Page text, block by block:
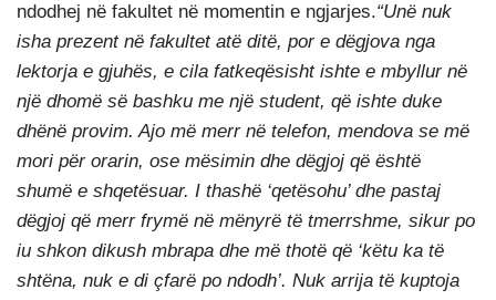
ndodhej në fakultet në momentin e ngjarjes.“Unë nuk
isha prezent në fakultet atë ditë, por e dëgjova nga
lektorja e gjuhës, e cila fatkeqësisht ishte e mbyllur në
një dhomë së bashku me një student, që ishte duke
dhënë provim. Ajo më merr në telefon, mendova se më
mori për orarin, ose mësimin dhe dëgjoj që është
shumë e shqetësuar. I thashë ‘qetësohu’ dhe pastaj
dëgjoj që merr frymë në mënyrë të tmerrshme, sikur po
iu shkon dikush mbrapa dhe më thotë që ‘këtu ka të
shtëna, nuk e di çfarë po ndodh’. Nuk arrija të kuptoja